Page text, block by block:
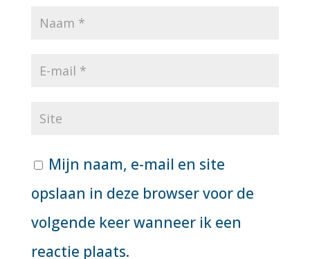
Mijn naam, e-mail en site
opslaan in deze browser voor de
volgende keer wanneer ik een
reactie plaats.